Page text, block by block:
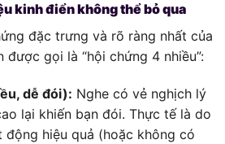
kinh điển không thể bỏ qua
đặc trưng và rõ ràng nhất của
được gọi là “hội chứng 4 nhiều”:
dễ đói): Nghe có vẻ nghịch lý
lại khiến bạn đói. Thực tế là do
động hiệu quả (hoặc không có